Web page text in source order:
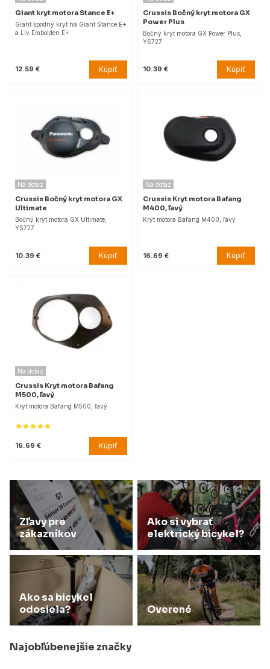
Giant kryt motora Stance E+
Giant spodný kryt na Giant Stance E+
a Liv Embolden E+
12.59 € Kúpiť
Crussis Bočný kryt motora GX
Power Plus
Bočný kryt motora GX Power Plus,
YS727
10.39 € Kúpiť
Na dotaz
Crussis Bočný kryt motora GX
Ultimate
Bočný kryt motora GX Ultimate,
YS727
10.39 € Kúpiť
Na dotaz
Crussis Kryt motora Bafang
M400, ľavý
Kryt motora Bafang M400, ľavý
16.69 € Kúpiť
Na dotaz
Crussis Kryt motora Bafang
M500, ľavý
Kryt motora Bafang M500, ľavý
16.69 € Kúpiť
Zľavy pre
zákazníkov
Ako si vybrať
elektrický bicykel?
Ako sa bicykel
odosiela?
Overené
Najobľúbenejšie značky